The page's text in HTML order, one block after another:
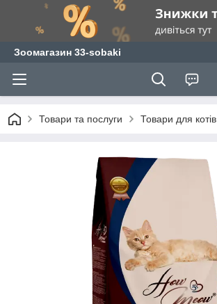
Зоомагазин 33-sobaki
Товари та послуги Товари для котів